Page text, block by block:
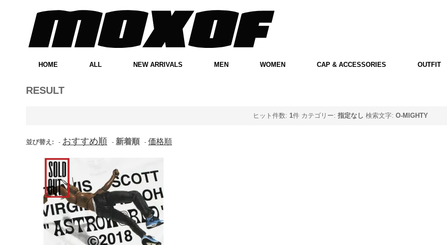
HOME ALL NEW ARRIVALS MEN WOMEN CAP & ACCESSORIES OUTFIT
RESULT
ヒット件数: 1件 カテゴリー: 指定なし 検索文字: O-MIGHTY
並び替え: - おすすめ順 - 新着順 - 価格順
"Astroworld" Travis Scott
Official c/o Virgil Abloh By
Athread T-Shirt